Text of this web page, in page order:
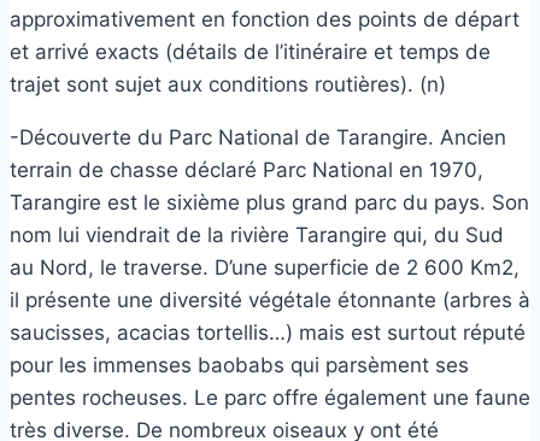
approximativement en fonction des points de départ
et arrivé exacts (détails de l’itinéraire et temps de
trajet sont sujet aux conditions routières). (n)
-Découverte du Parc National de Tarangire. Ancien
terrain de chasse déclaré Parc National en 1970,
Tarangire est le sixième plus grand parc du pays. Son
nom lui viendrait de la rivière Tarangire qui, du Sud
au Nord, le traverse. D’une superficie de 2 600 Km2,
il présente une diversité végétale étonnante (arbres à
saucisses, acacias tortellis…) mais est surtout réputé
pour les immenses baobabs qui parsèment ses
pentes rocheuses. Le parc offre également une faune
très diverse. De nombreux oiseaux y ont été